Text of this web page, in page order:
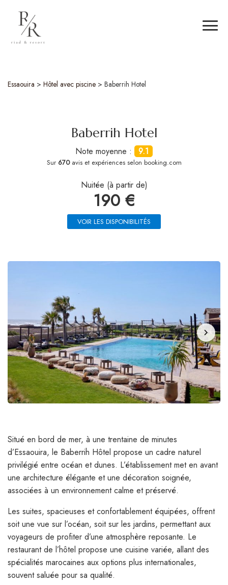
Essaouira > Hôtel avec piscine > Baberrih Hotel
Baberrih Hotel
Note moyenne : 9.1
Sur 670avis et expériences selon booking.com
Nuitée (à partir de)
190 €
VOIR LES DISPONIBILITÉS
chevron_right
Situé en bord de mer, à une trentaine de minutes
d’Essaouira, le Baberrih Hôtel propose un cadre naturel
privilégié entre océan et dunes. L’établissement met en avant
une architecture élégante et une décoration soignée,
associées à un environnement calme et préservé.
Les suites, spacieuses et confortablement équipées, offrent
soit une vue sur l’océan, soit sur les jardins, permettant aux
voyageurs de profiter d’une atmosphère reposante. Le
restaurant de l’hôtel propose une cuisine variée, allant des
spécialités marocaines aux options plus internationales,
souvent saluée pour sa qualité.